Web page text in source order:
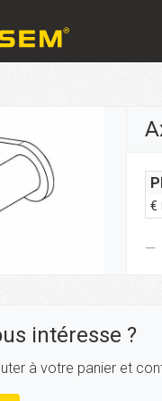
€
intéresse ?
à votre panier et